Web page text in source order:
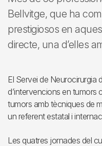
Bellvitge, que ha
prestigiosos en
directe, una d’elles
El Servei de Neurocirurgia
d’intervencions en tumors
tumors amb tècniques de
un referent estatal i
Les quatres jornades del